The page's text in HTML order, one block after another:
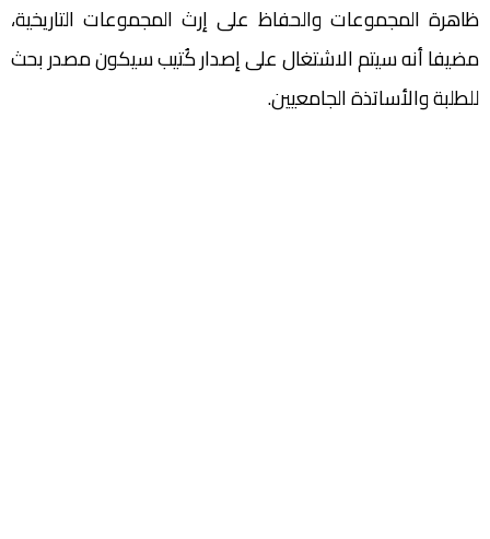
ظاهرة المجموعات والحفاظ على إرث المجموعات التاريخية،
مضيفا أنه سيتم الاشتغال على إصدار كُتيب سيكون مصدر بحث
للطلبة والأساتذة الجامعيين.